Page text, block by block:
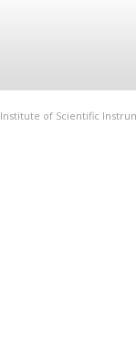
Institute of Scientific